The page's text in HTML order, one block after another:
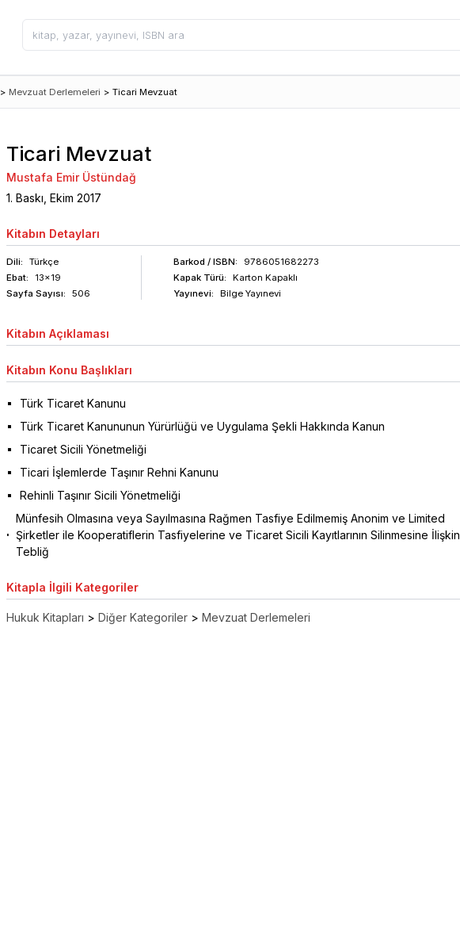
> Mevzuat Derlemeleri > Ticari Mevzuat
Ticari Mevzuat
Mustafa Emir Üstündağ
1. Baskı, Ekim 2017
Kitabın Detayları
Dili:
Türkçe
Ebat:
13x19
Sayfa Sayısı: 506
Barkod / ISBN:
9786051682273
Kapak Türü:
Karton Kapaklı
Yayınevi:
Bilge Yayınevi
Kitabın Açıklaması
Kitabın Konu Başlıkları
Türk Ticaret Kanunu
Türk Ticaret Kanununun Yürürlüğü ve Uygulama Şekli Hakkında Kanun
Ticaret Sicili Yönetmeliği
Ticari İşlemlerde Taşınır Rehni Kanunu
Rehinli Taşınır Sicili Yönetmeliği
Münfesih Olmasına veya Sayılmasına Rağmen Tasfiye Edilmemiş Anonim ve Limited
Şirketler ile Kooperatiflerin Tasfiyelerine ve Ticaret Sicili Kayıtlarının Silinmesine İlişkin
Tebliğ
Kitapla İlgili Kategoriler
Hukuk Kitapları > Diğer Kategoriler > Mevzuat Derlemeleri